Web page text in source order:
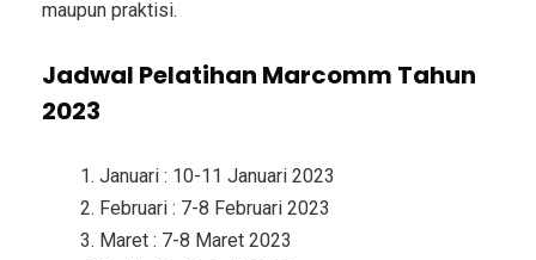
maupun praktisi.
Jadwal Pelatihan Marcomm Tahun
2023
Januari : 10-11 Januari 2023
Februari : 7-8 Februari 2023
Maret : 7-8 Maret 2023